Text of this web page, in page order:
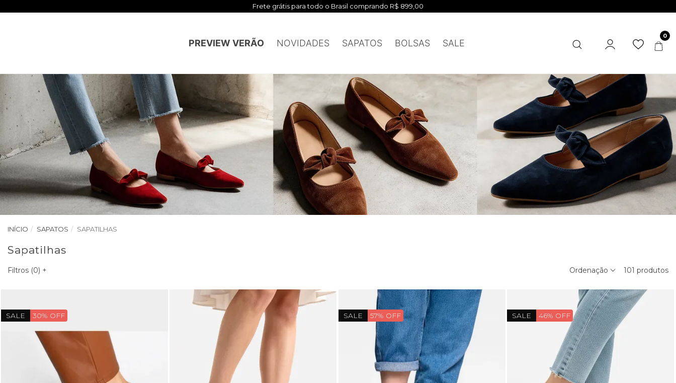
Frete grátis para todo o Brasil comprando R$ 899,00
PREVIEW VERÃO NOVIDADES SAPATOS BOLSAS SALE
0
INÍCIO SAPATOS SAPATILHAS
Sapatilhas
Filtros (0) + Ordenação 101 produtos
SALE 30% OFF SALE 57% OFF SALE 46% OFF